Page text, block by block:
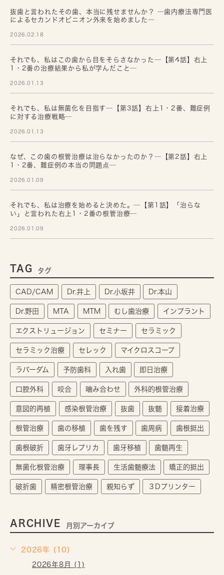
抜歯と言われたその歯、本当に残せませんか？ ―歯内療法専門医
によるセカンドオピニオン外来を始めました―
2026.02.18
それでも、私はこの歯から目をそらさなかった─【第4話】右上
1・2番の治療結果から私が学んだこと─
2026.01.13
それでも、私は無菌化を目指す─【第3話】右上1・2番、難症例
に対する治療戦略─
2026.01.13
なぜ、この歯の根管治療は治らなかったのか？─【第2話】右上
1・2番、難症例の本当の問題点─
2026.01.09
それでも、私は治療を始めると決めた。─【第1話】「治らな
い」と言われた右上1・2番の根管治療─
2026.01.09
TAG タグ
CAD/CAM Dr.井上 Dr.小坂井 Dr.本山
Dr.野田 MTA MTM むし歯治療 インプラント
エクストリュージョン セミナー セラミック
セラミック治療 セレック マイクロスコープ
ラバーダム 予防歯科 入れ歯 即日治療
口腔外科 咬合 噛み合わせ 外科的根管治療
意図的再植 感染根管治療 抜歯 抜髄 接着治療
根管治療 歯の移植 歯を残す 歯周病 歯根挺出
歯根破折 歯牙レプリカ 歯牙移植 歯髄再生
無菌化根管治療 理事長 生活歯髄療法 矯正的挺出
破折歯 精密根管治療 親知らず ３Dプリンター
ARCHIVE 月別アーカイブ
2026年 (10)
2026年8月 (1)